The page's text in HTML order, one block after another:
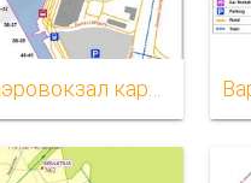
Варшавският аэровокзал картата